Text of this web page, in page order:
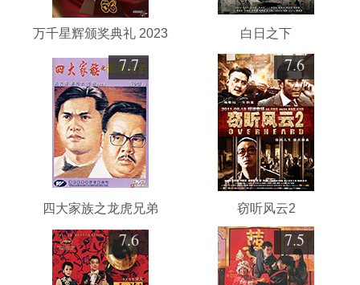
万千星辉颁奖典礼 2023 白日之下
7.7
四大家族之龙虎兄弟
7.6
窃听风云2
7.6 7.5